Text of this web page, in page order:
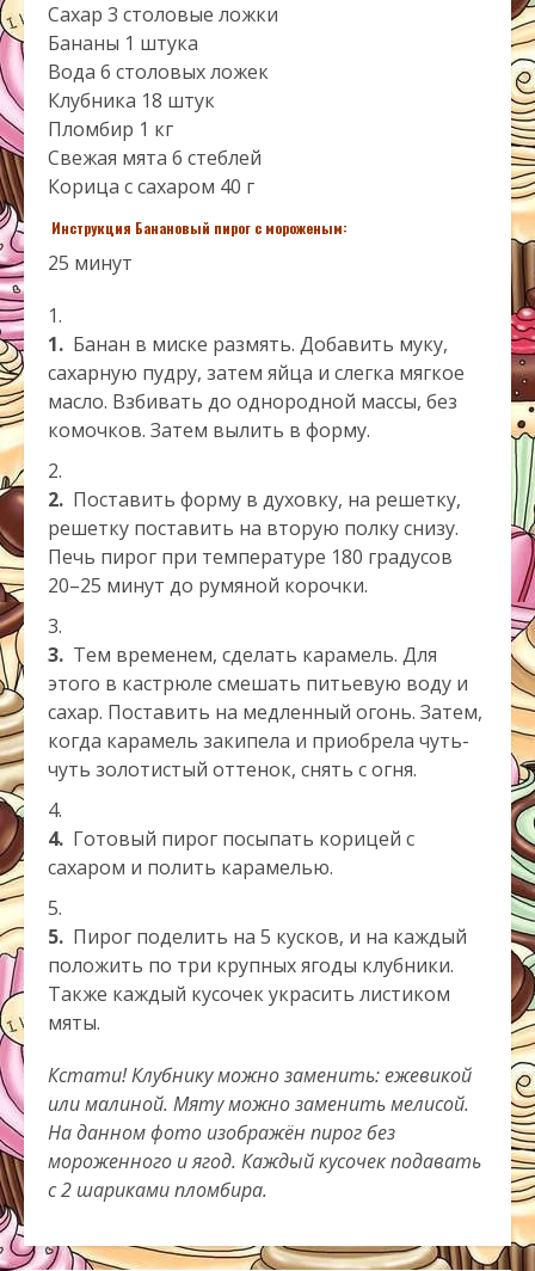
Сахар 3 столовые ложки
Бананы 1 штука
Вода 6 столовых ложек
Клубника 18 штук
Пломбир 1 кг
Свежая мята 6 стеблей
Корица с сахаром 40 г
Инструкция Банановый пирог с мороженым:
25 минут
1. Банан в миске размять. Добавить муку,
сахарную пудру, затем яйца и слегка мягкое
масло. Взбивать до однородной массы, без
комочков. Затем вылить в форму.
2. Поставить форму в духовку, на решетку,
решетку поставить на вторую полку снизу.
Печь пирог при температуре 180 градусов
20–25 минут до румяной корочки.
3. Тем временем, сделать карамель. Для
этого в кастрюле смешать питьевую воду и
сахар. Поставить на медленный огонь. Затем,
когда карамель закипела и приобрела чуть-
чуть золотистый оттенок, снять с огня.
4. Готовый пирог посыпать корицей с
сахаром и полить карамелью.
5. Пирог поделить на 5 кусков, и на каждый
положить по три крупных ягоды клубники.
Также каждый кусочек украсить листиком
мяты.
Кстати! Клубнику можно заменить: ежевикой
или малиной. Мяту можно заменить мелисой.
На данном фото изображён пирог без
мороженного и ягод. Каждый кусочек подавать
с 2 шариками пломбира.